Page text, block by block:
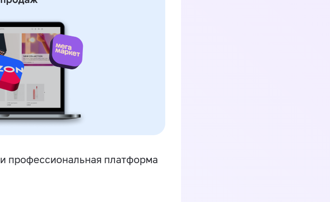
и профессиональная платформа